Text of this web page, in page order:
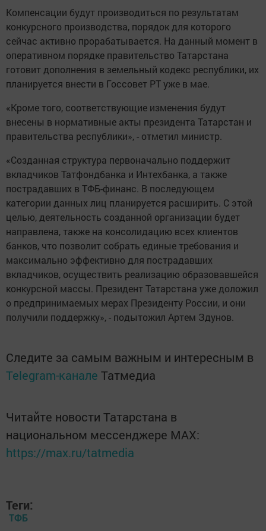
Компенсации будут производиться по результатам
конкурсного производства, порядок для которого
сейчас активно прорабатывается. На данный момент в
оперативном порядке правительство Татарстана
готовит дополнения в земельный кодекс республики, их
планируется внести в Госсовет РТ уже в мае.
«Кроме того, соответствующие изменения будут
внесены в нормативные акты президента Татарстан и
правительства республики», - отметил министр.
«Созданная структура первоначально поддержит
вкладчиков Татфондбанка и Интехбанка, а также
пострадавших в ТФБ-финанс. В последующем
категории данных лиц планируется расширить. С этой
целью, деятельность созданной организации будет
направлена, также на консолидацию всех клиентов
банков, что позволит собрать единые требования и
максимально эффективно для пострадавших
вкладчиков, осуществить реализацию образовавшейся
конкурсной массы. Президент Татарстана уже доложил
о предпринимаемых мерах Президенту России, и они
получили поддержку», - подытожил Артем Здунов.
Следите за самым важным и интересным в
Telegram-канале Татмедиа
Читайте новости Татарстана в
национальном мессенджере MАХ:
https://max.ru/tatmedia
Теги:
ТФБ